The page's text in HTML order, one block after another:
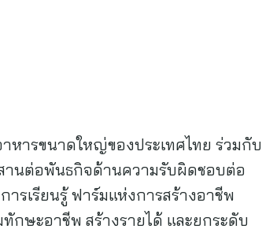
หารขนาดใหญ่ของประเทศไทย ร่วมกับ
นต่อพันธกิจด้านความรับผิดชอบต่อ
รเรียนรู้ ฟาร์มแห่งการสร้างอาชีพ
กษะอาชีพ สร้างรายได้ และยกระดับ